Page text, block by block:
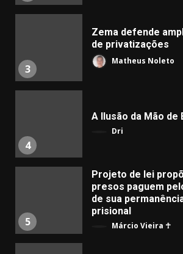
3
Zema defende
de privatizações
Matheus Noleto
4
A Ilusão da Mão de
Dri
5
Projeto de lei
presos paguem
de sua
prisional
Márcio Vieira ☥